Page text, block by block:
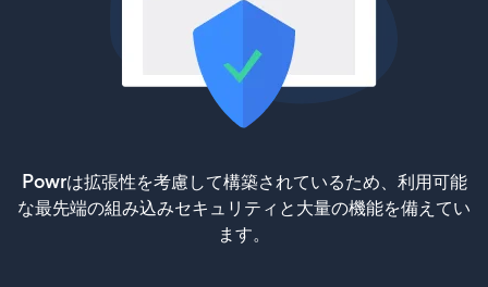
Powrは拡張性を考慮して構築されているため、利用可能
な最先端の組み込みセキュリティと大量の機能を備えてい
ます。